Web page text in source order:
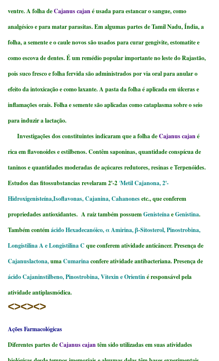
ventre. A folha deCajanus cajané usada para estancar o sangue, como
analgésico e para matar parasitas. Em algumas partes de Tamil Nadu, Índia, a
folha, a semente e o caule novos são usados para curar gengivite, estomatite e
como escova de dentes. É um remédio popular importante no leste do Rajastão,
pois suco fresco e folha fervida são administrados por via oral para anular o
efeito da intoxicação e como laxante. A pasta da folha é aplicada em úlceras e
inflamações orais. Folha e semente são aplicadas como cataplasma sobre o seio
para induzir a lactação.
Investigações dos constituintes indicaram que a folha deCajanus cajané
rica em flavonoides e estilbenos. Contêm saponinas, quantidade conspícua de
taninos e quantidades moderadas de açúcares redutores, resinas e Terpenóides.
Estudos das fitossubstancias revelaram 2'-2 'Metil Cajanona, 2'-
Hidroxigenisteína,Isoflavonas, Cajanina, Cahanonesetc., que conferem
propriedades antioxidantes. A raíz também possuemGenisteínaeGenistina.
Também contémácido Hexadecanóico, α Amirina, β-Sitosterol, Pinostrobina,
Longistilina A e Longistilina Cque conferem atividade anticâncer. Presença de
Cajanuslactona,umaCumarinaconfere atividade antibacteriana. Presença de
ácido Cajaninstilbeno, Pinostrobina, Vitexin eOrientiné responsável pela
atividade antiplasmódica.
<><><>
Ações Farmacológicas
Diferentes partes deCajanus cajantêm sido utilizadas em suas atividades